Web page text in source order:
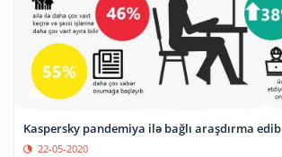
Kaspersky pandemiya ilə bağlı araşdırma edib
22-05-2020